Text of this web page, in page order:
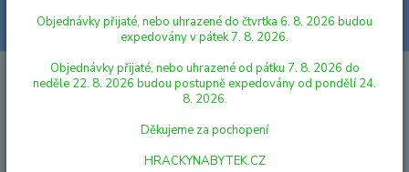
Hledat
HRY A HLAVOLAMY
Svoboda Elektrická výuková hra Dopravní
značky
Svoboda Elektrická výuková hra
Dopravní značky
Objednávky přijaté, nebo uhrazené do čtvrtka 6. 8. 2026 budou
expedovány v pátek 7. 8. 2026.
Objednávky přijaté, nebo uhrazené od pátku 7. 8. 2026 do
neděle 22. 8. 2026 budou postupně expedovány od pondělí 24.
8. 2026.
Děkujeme za pochopení
HRACKYNABYTEK.CZ